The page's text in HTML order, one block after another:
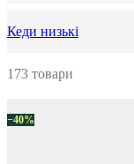
Кеди низькі
173 товари
−40%